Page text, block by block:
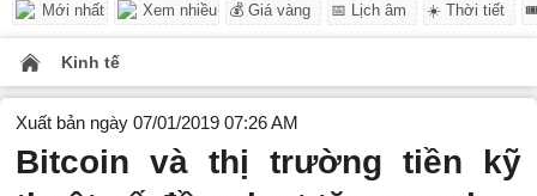
Mới nhất Xem nhiều 💰 Giá vàng 📅 Lịch âm ☀️ Thời tiết
Kinh tế
Xuất bản ngày 07/01/2019 07:26 AM
Bitcoin và thị trường tiền kỹ